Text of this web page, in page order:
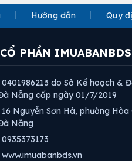
Hướng dẫn Quy
PHẦN IMUABANBDS
0401986213 do Sở Kế hoạch &
Nẵng cấp ngày 01/7/2019
16 Nguyễn Sơn Hà, phường Hòa
Nẵng
0935373173
www.imuabanbds.vn